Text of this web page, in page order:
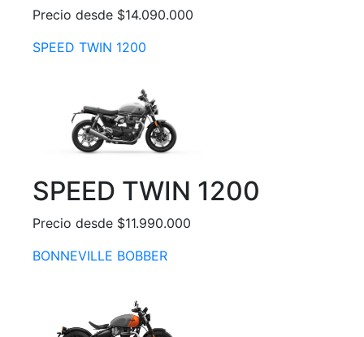
Precio desde $14.090.000
SPEED TWIN 1200
SPEED TWIN 1200
Precio desde $11.990.000
BONNEVILLE BOBBER